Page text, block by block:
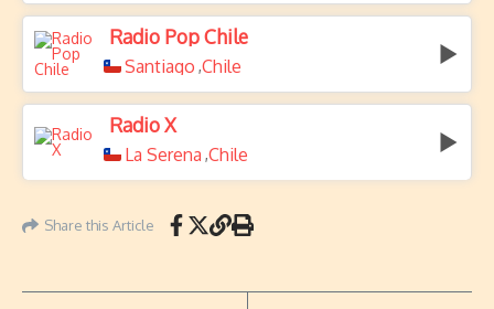
Radio Pop Chile
Santiago ,Chile
Radio X
La Serena ,Chile
Share this Article